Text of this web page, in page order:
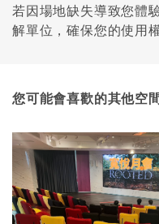
若因場地缺失導致您體
解單位，確保您的使用
您可能會喜歡的其他空